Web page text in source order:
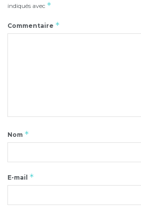
indiqués avec *
Commentaire *
Nom *
E-mail *